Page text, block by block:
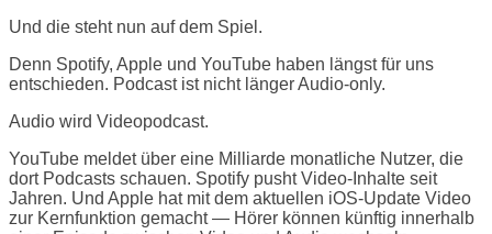
Und die steht nun auf dem Spiel.
Denn Spotify, Apple und YouTube haben längst für uns
entschieden. Podcast ist nicht länger Audio-only.
Audio wird Videopodcast.
YouTube meldet über eine Milliarde monatliche Nutzer, die
dort Podcasts schauen. Spotify pusht Video-Inhalte seit
Jahren. Und Apple hat mit dem aktuellen iOS-Update Video
zur Kernfunktion gemacht — Hörer können künftig innerhalb